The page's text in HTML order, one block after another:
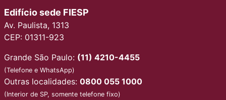
Edifício sede FIESP
Av. Paulista, 1313
CEP: 01311-923
Grande São Paulo: (11) 4210-4455
(Telefone e WhatsApp)
Outras localidades: 0800 055 1000
(Interior de SP, somente telefone fixo)